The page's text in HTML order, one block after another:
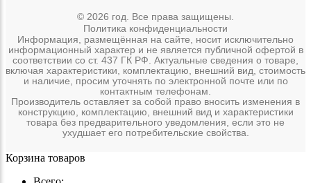
© 2026 год. Все права защищены.
Политика конфиденциальности
Информация, размещённая на сайте, носит исключительно
информационный характер и не является публичной офертой в
соответствии со ст. 437 ГК РФ. Актуальные сведения о товаре,
включая характеристики, комплектацию, внешний вид, стоимость
и наличие, просим уточнять по электронной почте или по
контактным телефонам.
Производитель оставляет за собой право вносить изменения в
конструкцию, комплектацию, внешний вид и характеристики
товара без предварительного уведомления, если это не
ухудшает его потребительские свойства.
Корзина товаров